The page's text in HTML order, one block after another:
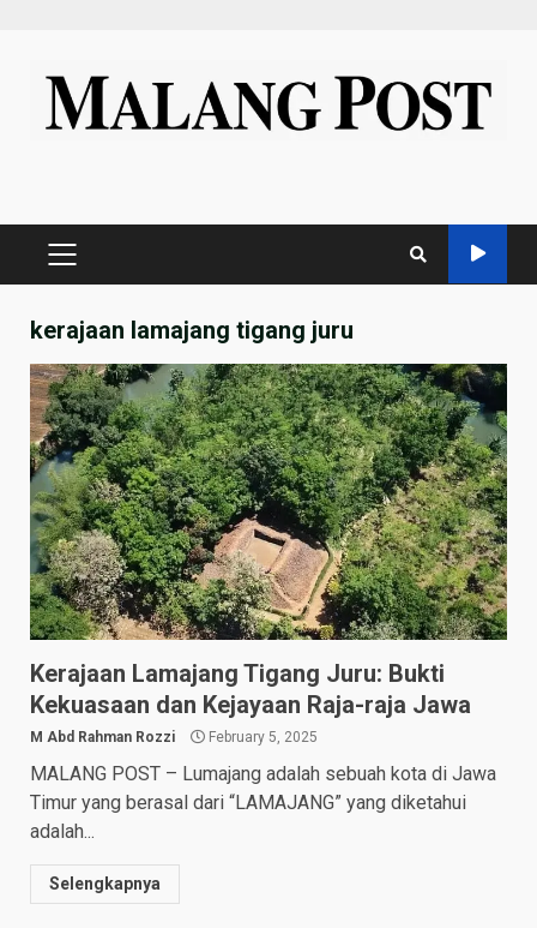
content
PRIMARY
kerajaan lamajang tigang juru
Kerajaan Lamajang Tigang Juru: Bukti
Kekuasaan dan Kejayaan Raja-raja Jawa
M Abd Rahman Rozzi February 5, 2025
MALANG POST – Lumajang adalah sebuah kota di Jawa
Timur yang berasal dari “LAMAJANG” yang diketahui
adalah...
Selengkapnya